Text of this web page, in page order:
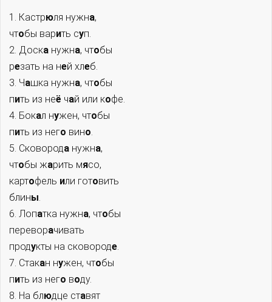
1. Кастрюля нужна,
чтобы варить суп.
2. Доска нужна, чтобы
резать на ней хлеб.
3. Чашка нужна, чтобы
пить из неё чай или кофе.
4. Бокал нужен, чтобы
пить из него вино.
5. Сковорода нужна,
чтобы жарить мясо,
картофель или готовить
блины.
6. Лопатка нужна, чтобы
переворачивать
продукты на сковороде.
7. Стакан нужен, чтобы
пить из него воду.
8. На блюдце ставят